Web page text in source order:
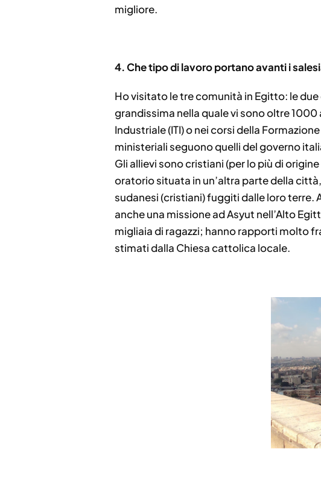
migliore.
4.⁠Che tipo di lavoro portano avanti i
Ho visitato le tre comunità in Egitto: le due
grandissima nella quale vi sono oltre
Industriale (ITI) o nei corsi della
ministeriali seguono quelli del governo
Gli allievi sono cristiani (per lo più di
oratorio situata in un’altra parte della
sudanesi (cristiani) fuggiti dalle loro terre.
anche una missione ad Asyut nell’Alto
migliaia di ragazzi; hanno rapporti molto
stimati dalla Chiesa cattolica locale.